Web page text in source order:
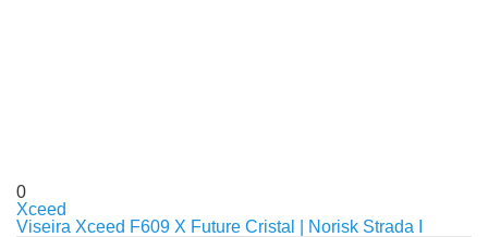
0
Xceed
Viseira Xceed F609 X Future Cristal | Norisk Strada I